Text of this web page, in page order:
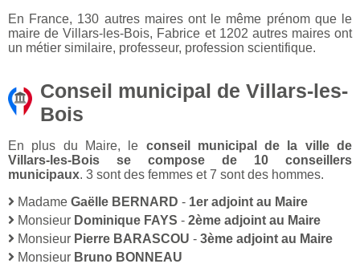
En France, 130 autres maires ont le même prénom que le
maire de Villars-les-Bois, Fabrice et 1202 autres maires ont
un métier similaire, professeur, profession scientifique.
Conseil municipal de Villars-les-
Bois
En plus du Maire, le conseil municipal de la ville de
Villars-les-Bois se compose de 10 conseillers
municipaux. 3 sont des femmes et 7 sont des hommes.
Madame Gaëlle BERNARD - 1er adjoint au Maire
Monsieur Dominique FAYS - 2ème adjoint au Maire
Monsieur Pierre BARASCOU - 3ème adjoint au Maire
Monsieur Bruno BONNEAU